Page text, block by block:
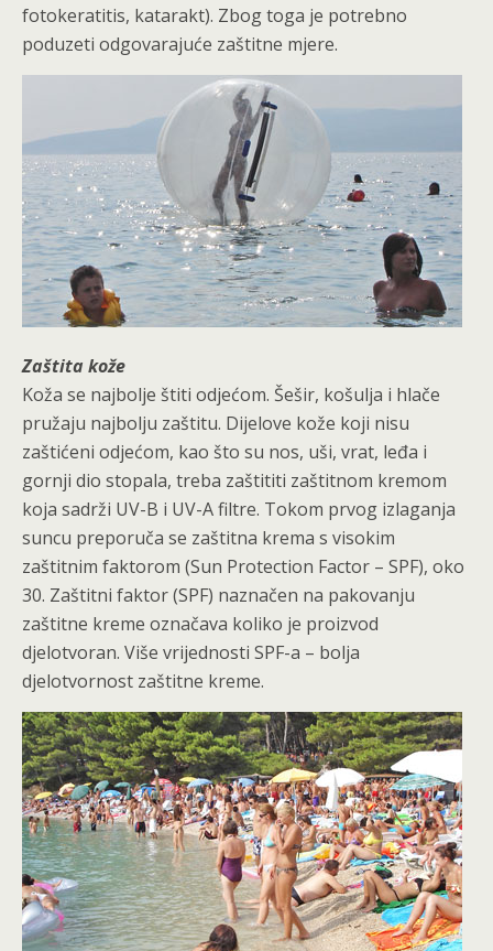
fotokeratitis, katarakt). Zbog toga je potrebno
poduzeti odgovarajuće zaštitne mjere.
Zaštita kože
Koža se najbolje štiti odjećom. Šešir, košulja i hlače
pružaju najbolju zaštitu. Dijelove kože koji nisu
zaštićeni odjećom, kao što su nos, uši, vrat, leđa i
gornji dio stopala, treba zaštititi zaštitnom kremom
koja sadrži UV-B i UV-A filtre. Tokom prvog izlaganja
suncu preporuča se zaštitna krema s visokim
zaštitnim faktorom (Sun Protection Factor – SPF), oko
30. Zaštitni faktor (SPF) naznačen na pakovanju
zaštitne kreme označava koliko je proizvod
djelotvoran. Više vrijednosti SPF-a – bolja
djelotvornost zaštitne kreme.